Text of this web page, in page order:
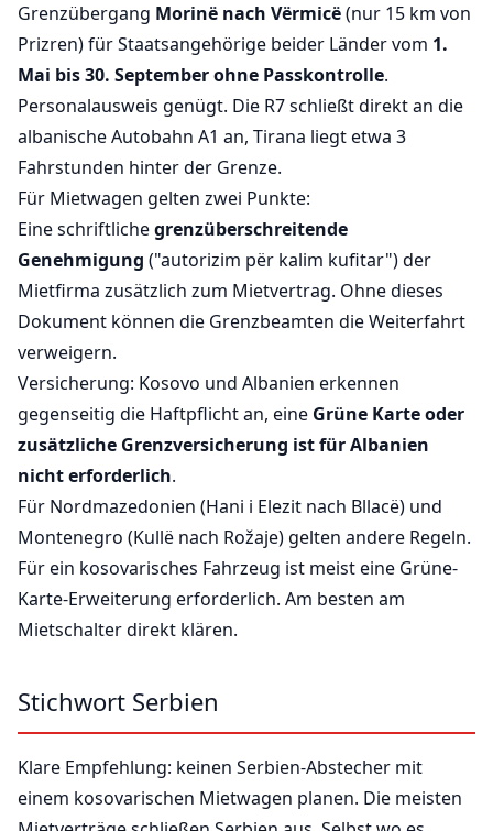
Grenzübergang Morinë nach Vërmicë(nur 15 km von
Prizren) für Staatsangehörige beider Länder vom 1.
Mai bis 30. September ohne Passkontrolle.
Personalausweis genügt. Die R7 schließt direkt an die
albanische Autobahn A1 an, Tirana liegt etwa 3
Fahrstunden hinter der Grenze.
Für Mietwagen gelten zwei Punkte:
Eine schriftlichegrenzüberschreitende
Genehmigung ("autorizim për kalim kufitar") der
Mietfirma zusätzlich zum Mietvertrag. Ohne dieses
Dokument können die Grenzbeamten die Weiterfahrt
verweigern.
Versicherung: Kosovo und Albanien erkennen
gegenseitig die Haftpflicht an, eine Grüne Karte oder
zusätzliche Grenzversicherung ist für Albanien
nicht erforderlich.
Für Nordmazedonien (Hani i Elezit nach Bllacë) und
Montenegro (Kullë nach Rožaje) gelten andere Regeln.
Für ein kosovarisches Fahrzeug ist meist eine Grüne-
Karte-Erweiterung erforderlich. Am besten am
Mietschalter direkt klären.
Stichwort Serbien
Klare Empfehlung: keinen Serbien-Abstecher mit
einem kosovarischen Mietwagen planen. Die meisten